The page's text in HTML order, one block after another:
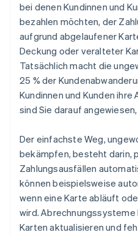
bei denen Kundinnen und
bezahlen möchten, der
aufgrund abgelaufener
Deckung oder veralteter
Tatsächlich macht die
25 % der
Kundinnen und Kunden ihre
sind Sie darauf
Der einfachste Weg,
bekämpfen, besteht darin,
Zahlungsausfällen
können beispielsweise
wenn eine Karte abläuft
wird.
Karten aktualisieren und